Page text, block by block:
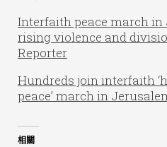
Interfaith peace march
rising violence and
Reporter
Hundreds join interfaith
peace’ march in
相關